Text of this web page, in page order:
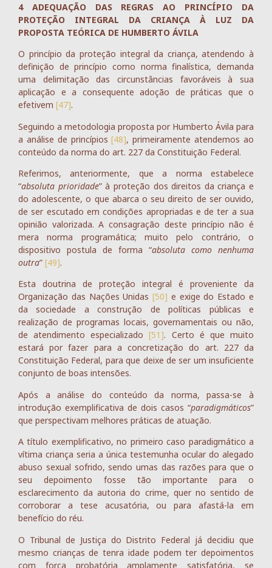
4 ADEQUAÇÃO DAS REGRAS AO PRINCÍPIO DA
PROTEÇÃO INTEGRAL DA CRIANÇA À LUZ DA
PROPOSTA TEÓRICA DE HUMBERTO ÁVILA
O princípio da proteção integral da criança, atendendo à
definição de princípio como norma finalística, demanda
uma delimitação das circunstâncias favoráveis à sua
aplicação e a consequente adoção de práticas que o
efetivem [47].
Seguindo a metodologia proposta por Humberto Ávila para
a análise de princípios[48], primeiramente atendemos ao
conteúdo da norma do art. 227 da Constituição Federal.
Referimos, anteriormente, que a norma estabelece
“absoluta prioridade” à proteção dos direitos da criança e
do adolescente, o que abarca o seu direito de ser ouvido,
de ser escutado em condições apropriadas e de ter a sua
opinião valorizada. A consagração deste princípio não é
mera norma programática; muito pelo contrário, o
dispositivo postula de forma “absoluta como nenhuma
outra” [49].
Esta doutrina de proteção integral é proveniente da
Organização das Nações Unidas[50] e exige do Estado e
da sociedade a construção de políticas públicas e
realização de programas locais, governamentais ou não,
de atendimento especializado[51]. Certo é que muito
estará por fazer para a concretização do art. 227 da
Constituição Federal, para que deixe de ser um insuficiente
conjunto de boas intensões.
Após a análise do conteúdo da norma, passa-se à
introdução exemplificativa de dois casos “paradigmáticos”
que perspectivam melhores práticas de atuação.
A título exemplificativo, no primeiro caso paradigmático a
vítima criança seria a única testemunha ocular do alegado
abuso sexual sofrido, sendo umas das razões para que o
seu depoimento fosse tão importante para o
esclarecimento da autoria do crime, quer no sentido de
corroborar a tese acusatória, ou para afastá-la em
benefício do réu.
O Tribunal de Justiça do Distrito Federal já decidiu que
mesmo crianças de tenra idade podem ter depoimentos
com força probatória amplamente satisfatória, se